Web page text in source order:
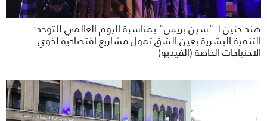
هند حنين لـ "سين بريس" بمناسبة اليوم العالمي للتوحد:
التنمية البشرية بعين الشق تمول مشاريع اقتصادية لذوي
الاحنياجات الخاصة (الفيديو)